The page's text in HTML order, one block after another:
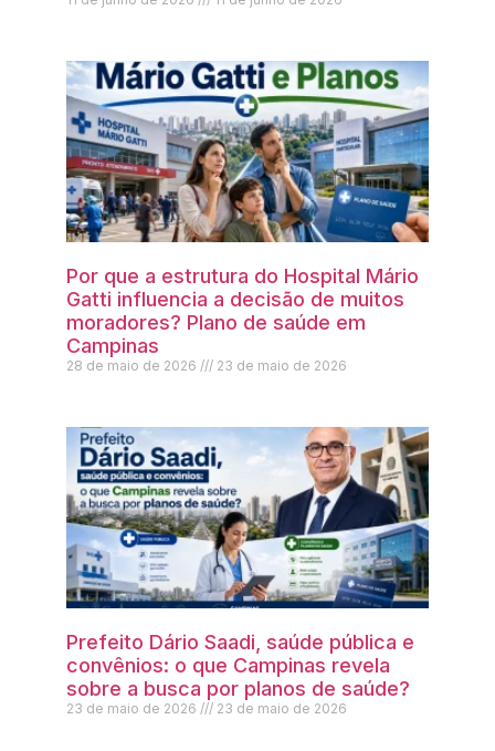
Por que a estrutura do Hospital Mário
Gatti influencia a decisão de muitos
moradores? Plano de saúde em
Campinas
28 de maio de 2026 23 de maio de 2026
Prefeito Dário Saadi, saúde pública e
convênios: o que Campinas revela
sobre a busca por planos de saúde?
23 de maio de 2026 23 de maio de 2026